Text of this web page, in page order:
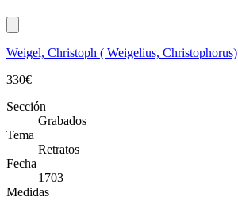
Weigel, Christoph ( Weigelius, Christophorus)
330€
Sección
Grabados
Tema
Retratos
Fecha
1703
Medidas